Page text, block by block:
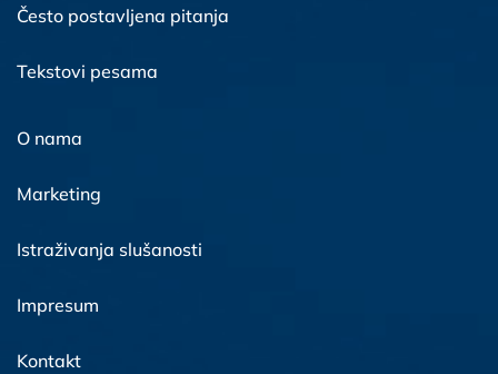
Često postavljena pitanja
Tekstovi pesama
O nama
Marketing
Istraživanja slušanosti
Impresum
Kontakt